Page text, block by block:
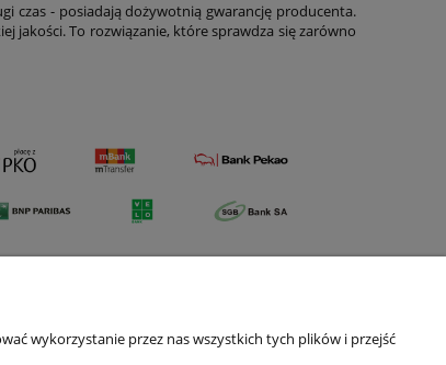
czas - posiadają dożywotnią gwarancję producenta.
jakości. To rozwiązanie, które sprawdza się zarówno
O nas
wykorzystanie przez nas wszystkich tych plików i przejść